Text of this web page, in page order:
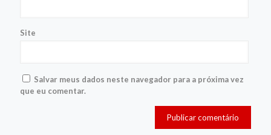
Site
Salvar meus dados neste navegador para a próxima vez
que eu comentar.